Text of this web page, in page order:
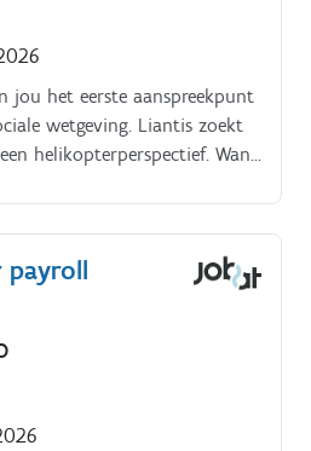
jou het eerste aanspreekpunt
wetgeving. Liantis zoekt
helikopterperspectief. Want
payroll